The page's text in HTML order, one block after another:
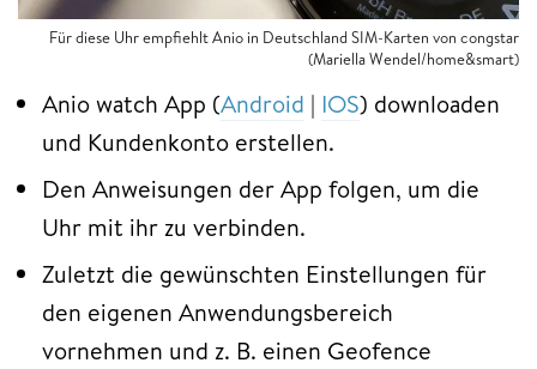
Für diese Uhr empfiehlt Anio in Deutschland SIM-Karten von congstar
(Mariella Wendel/home&smart)
Anio watch App (Android | IOS) downloaden
und Kundenkonto erstellen.
Den Anweisungen der App folgen, um die
Uhr mit ihr zu verbinden.
Zuletzt die gewünschten Einstellungen für
den eigenen Anwendungsbereich
vornehmen und z. B. einen Geofence